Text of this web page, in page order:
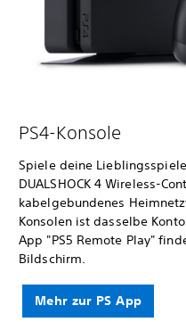
PS4-Konsole
Spiele deine
DUALSHOCK 4 Wireless-
kabelgebundenes
Konsolen ist dasselbe
App "PS5 Remote Play"
Bildschirm.
Mehr zur PS App